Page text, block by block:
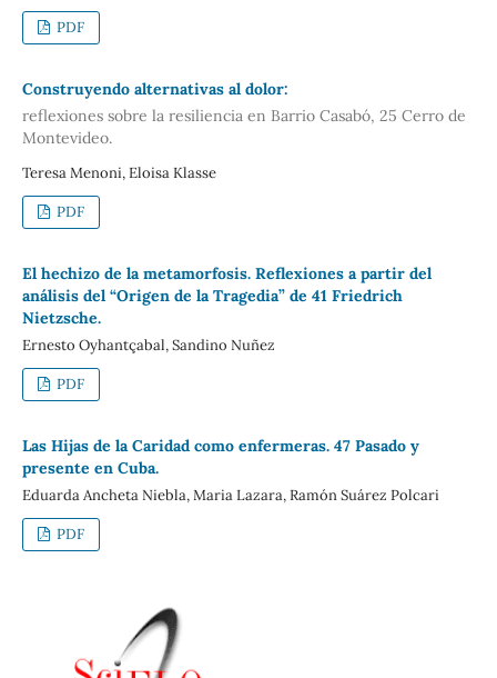
PDF
Construyendo alternativas al dolor:
reflexiones sobre la resiliencia en Barrio Casabó, 25 Cerro de
Montevideo.
Teresa Menoni, Eloisa Klasse
PDF
El hechizo de la metamorfosis. Reflexiones a partir del
análisis del “Origen de la Tragedia” de 41 Friedrich
Nietzsche.
Ernesto Oyhantçabal, Sandino Nuñez
PDF
Las Hijas de la Caridad como enfermeras. 47 Pasado y
presente en Cuba.
Eduarda Ancheta Niebla, Maria Lazara, Ramón Suárez Polcari
PDF